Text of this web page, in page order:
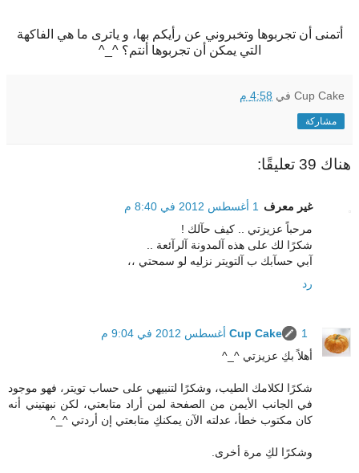
أتمنى أن تجربوها وتخبروني عن رأيكم بها، و ياترى ما هي الفاكهة
التي يمكن أن تجربوها أنتم؟ ^_^
Cup Cake في 4:58 م
مشاركة
هناك 39 تعليقًا:
غير معرف
1 أغسطس 2012 في 8:40 م
مرحباً عزيزتي .. كيف حآلك !
شكرًا لك على هذه آلمدونة آلرآئعة ..
آبي حسآبك ب آلتويتر نزليه لو سمحتي ،،
رد
Cup Cake
1 أغسطس 2012 في 9:04 م
أهلاً بكِ عزيزتي ^_^
شكرًا لكلامك الطيب، وشكرًا لتنبيهي على حساب تويتر، فهو موجود
في الجانب الأيمن من الصفحة لمن أراد متابعتي، لكن نبهتيني أنه
كان مكتوب خطأ، عدلته الآن يمكنكِ متابعتي إن أردتي ^_^
وشكرًا لكِ مرة أخرى.